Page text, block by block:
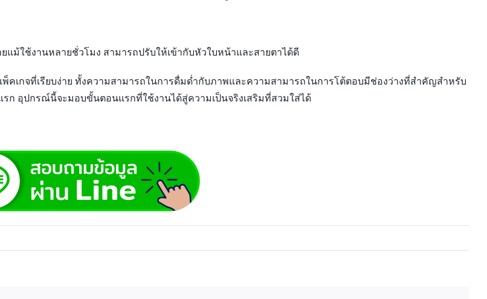
แม้ใช้งานหลายชั่วโมง สามารถปรับให้เข้ากับหัวใบหน้าและสายตาได้ดี
คเกจที่เรียบง่าย ทั้งความสามารถในการดื่มด่ำกับภาพและความสามารถในการโต้ตอบมีช่องว่างที่สำคัญสำหรับ
อุปกรณ์นี้จะมอบขั้นตอนแรกที่ใช้งานได้สู่ความเป็นจริงเสริมที่สวมใส่ได้